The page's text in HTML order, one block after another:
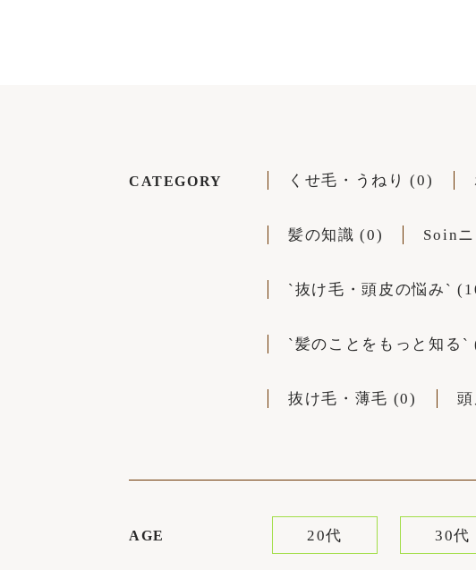
CATEGORY くせ毛・うねり (0)
髪の知識 (0) Soin
`抜け毛・頭皮の悩み`
`髪のことをもっと知る`
抜け毛・薄毛 (0)
AGE 20代 30代